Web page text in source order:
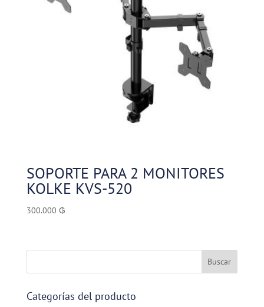
SOPORTE PARA 2 MONITORES
KOLKE KVS-520
300.000 ₲
Categorías del producto